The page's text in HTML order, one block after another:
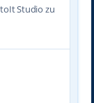
Studio zu